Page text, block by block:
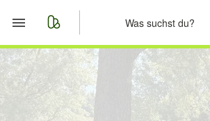
Start
Merkliste